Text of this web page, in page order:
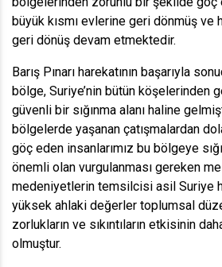
büyük kısmı evlerine geri dönmüş
geri dönüş devam etmektedir.
Barış Pınarı harekatının başarıyla
bölge, Suriye’nin bütün köşelerinden
güvenli bir sığınma alanı haline
bölgelerde yaşanan çatışmalardan
göç eden insanlarımız bu bölgeye
önemli olan vurgulanması gereken
medeniyetlerin temsilcisi asil Suriye
yüksek ahlaki değerler toplumsal
zorlukların ve sıkıntıların etkisinin
olmuştur.